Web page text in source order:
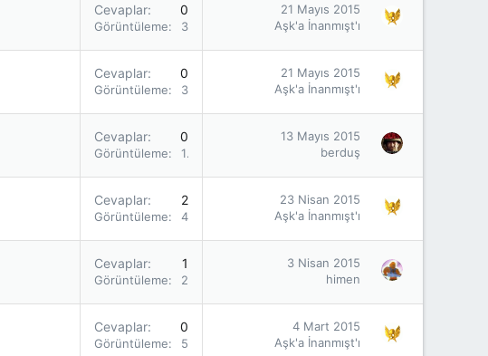
Cevaplar 0
Görüntüleme
21 Mayıs 2015
Aşk'a İnanmışt'ı
Cevaplar 0
Görüntüleme
21 Mayıs 2015
Aşk'a İnanmışt'ı
Cevaplar 0
Görüntüleme 1K
13 Mayıs 2015
berduş
Cevaplar 2
Görüntüleme
23 Nisan 2015
Aşk'a İnanmışt'ı
Cevaplar 1
Görüntüleme
3 Nisan 2015
himen
Cevaplar 0
Görüntüleme
4 Mart 2015
Aşk'a İnanmışt'ı